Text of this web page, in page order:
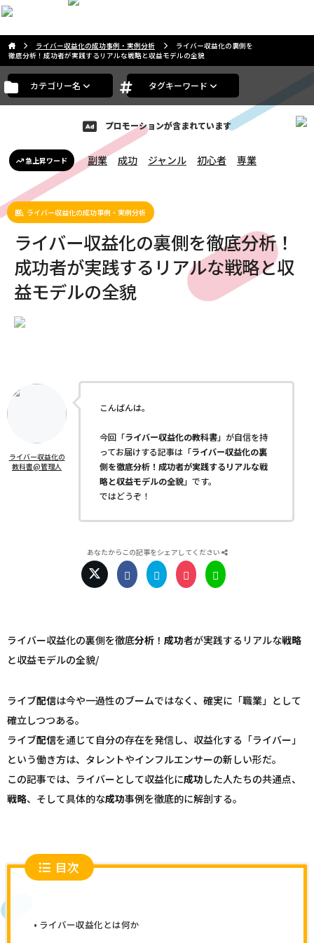
ライバー収益化の成功事例・実例分析
ライバー収益化の裏側を
徹底分析！成功者が実践するリアルな戦略と収益モデルの全貌
カテゴリー名 タグキーワード
プロモーションが含まれています
急上昇ワード 副業 成功 ジャンル 初心者 専業
ライバー収益化の成功事例・実例分析
ライバー収益化の裏側を徹底分析！
成功者が実践するリアルな戦略と収
益モデルの全貌
ライバー収益化の
教科書@管理人
こんばんは。
今回「ライバー収益化の教科書」が自信を持
ってお届けする記事は「ライバー収益化の裏
側を徹底分析！成功者が実践するリアルな戦
略と収益モデルの全貌」です。
ではどうぞ！
あなたからこの記事をシェアしてください
ライバー収益化の裏側を徹底分析 ！ 成功者が実践するリアルな戦略
と収益モデルの全貌/
ライブ配信は今や一過性のブームではなく、確実に「職業」として
確立しつつある。
ライブ配信を通じて自分の存在を発信し、収益化する「ライバー」
という働き方は、タレントやインフルエンサーの新しい形だ。
この記事では、ライバーとして収益化に成功 した人たちの共通点、
戦略、そして具体的な成功事例を徹底的に解剖する。
目次
ライバー収益化とは何か